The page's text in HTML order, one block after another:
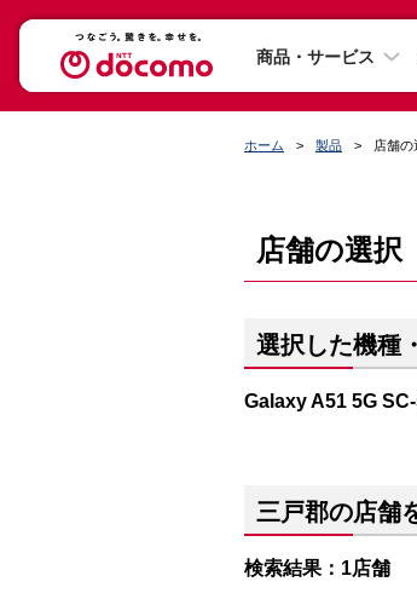
商品・サービス
ホーム 製品 店舗の
店舗の選択
選択した機種
Galaxy A51 5G
三戸郡の店舗
検索結果：1店舗